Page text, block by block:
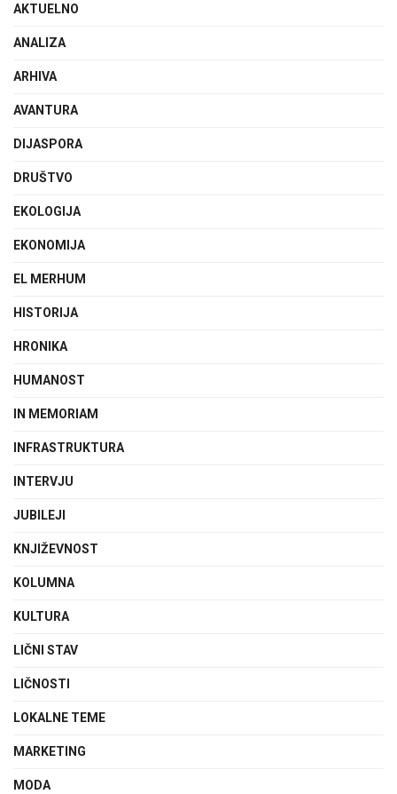
AKTUELNO
ANALIZA
ARHIVA
AVANTURA
DIJASPORA
DRUŠTVO
EKOLOGIJA
EKONOMIJA
EL MERHUM
HISTORIJA
HRONIKA
HUMANOST
IN MEMORIAM
INFRASTRUKTURA
INTERVJU
JUBILEJI
KNJIŽEVNOST
KOLUMNA
KULTURA
LIČNI STAV
LIČNOSTI
LOKALNE TEME
MARKETING
MODA